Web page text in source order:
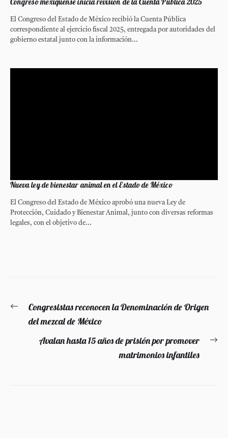
El Congreso del Estado de México recibió la Cuenta Pública
correspondiente al ejercicio fiscal 2025, entregada por autoridades del
gobierno estatal junto con la información...
Nueva ley de bienestar animal en el Estado de México
El Congreso del Estado de México aprobó una nueva Ley de
Protección, Cuidado y Bienestar Animal, junto con diversas reformas
legales, con el objetivo de...
Navegación
entradas
Entrada
anterior:
Congresistas reconocen la Denominación de Origen
del mezcal de México
Avalan hasta 15 años de prisión por promover
matrimonios infantiles